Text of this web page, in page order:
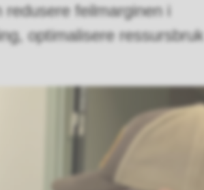
feilmarginen i
optimalisere ressursbruk